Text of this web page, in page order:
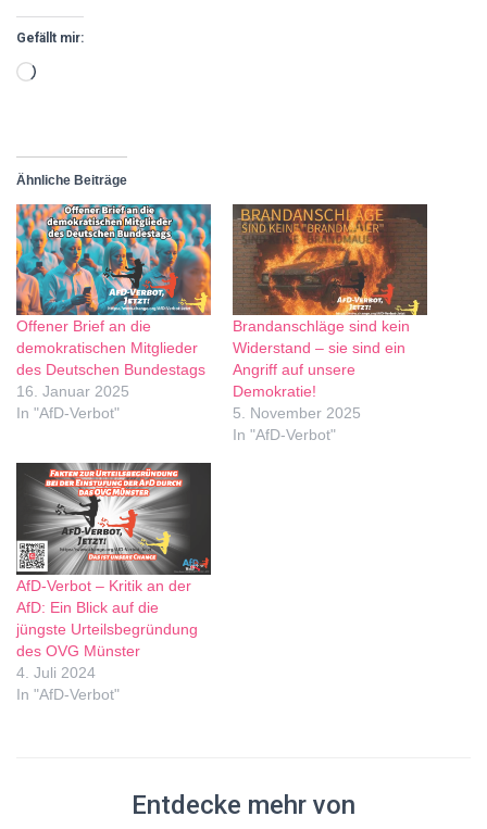
Gefällt mir:
Ähnliche Beiträge
Offener Brief an die
demokratischen Mitglieder
des Deutschen Bundestags
16. Januar 2025
In "AfD-Verbot"
Brandanschläge sind kein
Widerstand – sie sind ein
Angriff auf unsere
Demokratie!
5. November 2025
In "AfD-Verbot"
AfD-Verbot – Kritik an der
AfD: Ein Blick auf die
jüngste Urteilsbegründung
des OVG Münster
4. Juli 2024
In "AfD-Verbot"
Entdecke mehr von